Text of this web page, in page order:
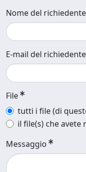
Nome del richiedente
E-mail del richiedente
File
tutti i file (di
il file(s) che avete
Messaggio